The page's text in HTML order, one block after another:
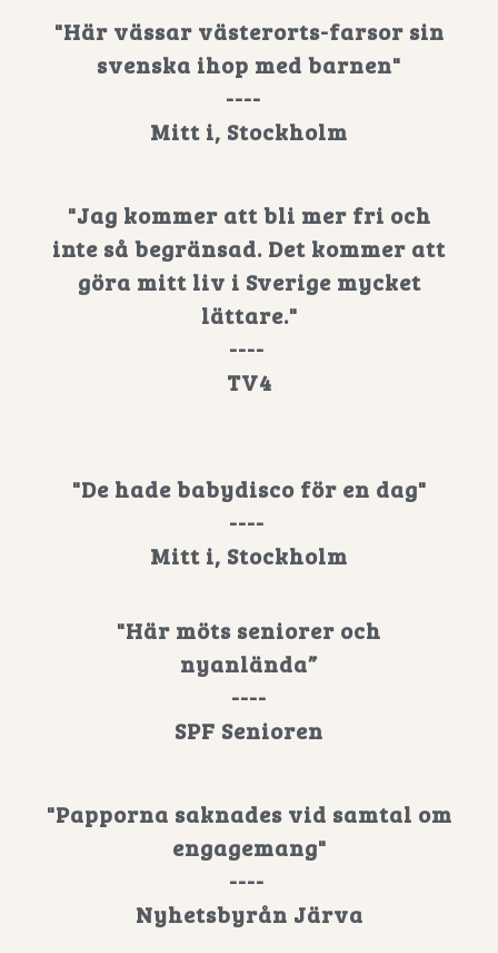
"Här vässar västerorts-farsor sin
svenska ihop med barnen"
----
Mitt i, Stockholm
"Jag kommer att bli mer fri och
inte så begränsad. Det kommer att
göra mitt liv i Sverige mycket
lättare."
----
TV4
"De hade babydisco för en dag"
----
Mitt i, Stockholm
"Här möts seniorer och
nyanlända”
----
SPF Senioren
"Papporna saknades vid samtal om
engagemang"
----
Nyhetsbyrån Järva